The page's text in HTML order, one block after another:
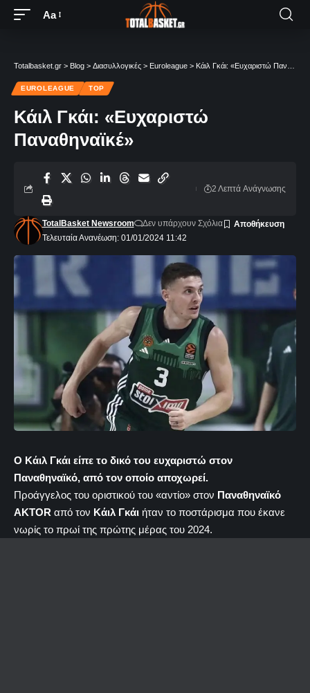
Aa
Totalbasket.gr > Blog > Διασυλλογικές > Euroleague > Κάιλ Γκάι: «Ευχαριστώ Παναθηναϊκέ»
EUROLEAGUE TOP
Κάιλ Γκάι: «Ευχαριστώ
Παναθηναϊκέ»
Τελευταία Ανανέωση: 01/01/2024 11:42
TotalBasket Newsroom Δεν υπάρχουν Σχόλια
2 Λεπτά Aνάγνωσης
Ο Κάιλ Γκάι είπε το δικό του ευχαριστώ στον
Παναθηναϊκό, από τον οποίο αποχωρεί.
Προάγγελος του οριστικού του «αντίο» στον Παναθηναϊκό
AKTOR από τον Κάιλ Γκάι ήταν το ποστάρισμα που έκανε
νωρίς το πρωί της πρώτης μέρας του 2024.